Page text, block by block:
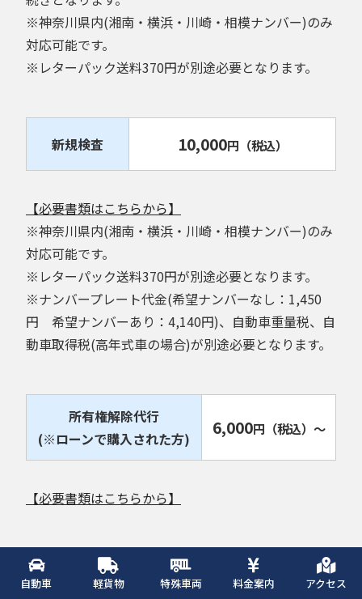
自動車 軽貨物 特殊車両 料金案内 アクセス
※神奈川県内(湘南・横浜・川崎・相模ナンバー)のみ
対応可能です。
※レターパック送料370円が別途必要となります。
新規検査 10,000円 （税込）
【必要書類はこちらから】
※神奈川県内(湘南・横浜・川崎・相模ナンバー)のみ
対応可能です。
※レターパック送料370円が別途必要となります。
※ナンバープレート代金(希望ナンバーなし：1,450
円 希望ナンバーあり：4,140円)、自動車重量税、自
動車取得税(高年式車の場合)が別途必要となります。
所有権解除代行
(※ローンで購入された方)
6,000円 （税込） ～
【必要書類はこちらから】
ナンバープレート再交付 5,000円 （税込）